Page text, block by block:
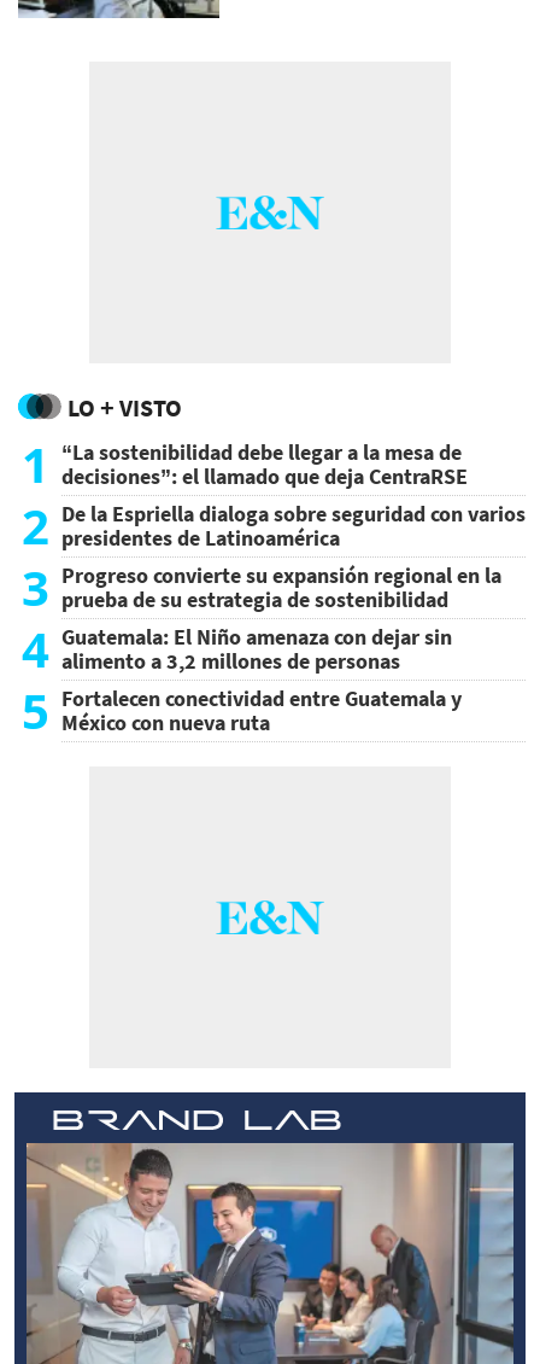
LO + VISTO
1
“La sostenibilidad debe llegar a la mesa de
decisiones”: el llamado que deja CentraRSE
2 De la Espriella dialoga sobre seguridad con varios
presidentes de Latinoamérica
3 Progreso convierte su expansión regional en la
prueba de su estrategia de sostenibilidad
4 Guatemala: El Niño amenaza con dejar sin
alimento a 3,2 millones de personas
5 Fortalecen conectividad entre Guatemala y
México con nueva ruta